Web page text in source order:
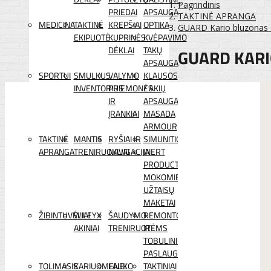
PRIEDAI APSAUGA
MEDICINATAKTINĖ
EKIPUOTĖ
KREPŠIAI
KUPRINĖS
DĖKLAI
OPTIKA
KVĖPAVIMO
TAKŲ
APSAUGA
SPORTUI SMULKUS
INVENTORIUS
VALYMO
PRIEMONĖS
IR
ĮRANKIAI
KLAUSOS
/ AKIŲ
APSAUGA
MASADA
ARMOUR
TAKTINĖ
APRANGA
MANTIS
TRENIRUOKLIAI
RYŠIAI IR
NAVIGACIJA
SIMUNITION
INERT
PRODUCTS
MOKOMIEJI
UŽTAISŲ
MAKETAI
ŽIBINTUVĖLIAI
WILEYX
AKINIAI
ŠAUDYMO
TRENIRUOTĖMS
REMONTO
IR
TOBULINIMO
PASLAUGOS
TOLIMASISKARIUOMENEI
LAUKO TAKTINIAI
Pagrindinis
TAKTINĖ APRANGA
GUARD Kario
GUARD